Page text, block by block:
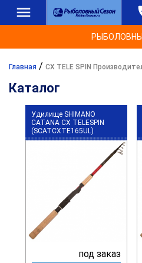
Главная / CX TELE SPIN
Каталог
Удилище SHIMANO
CATANA CX TELESPIN
(SCATCXTE165UL)
под заказ